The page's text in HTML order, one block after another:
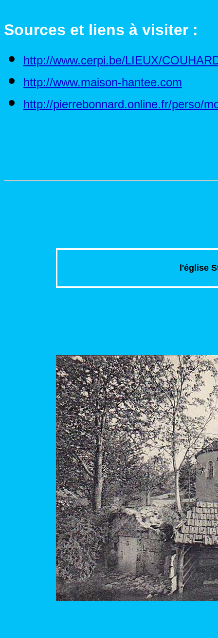
Sources et liens à visiter :
http://www.cerpi.be/LIEUX/
http://www.maison-hantee.com
http://pierrebonnard.online.fr/perso/
l'église